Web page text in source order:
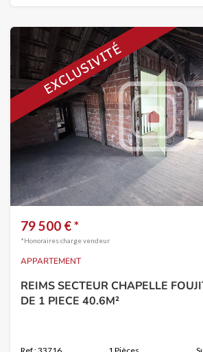
79 500 € *
*Honoraires charge vendeur
APPARTEMENT
REIMS SECTEUR CHAPELLE
DE 1 PIECE 40.6M²